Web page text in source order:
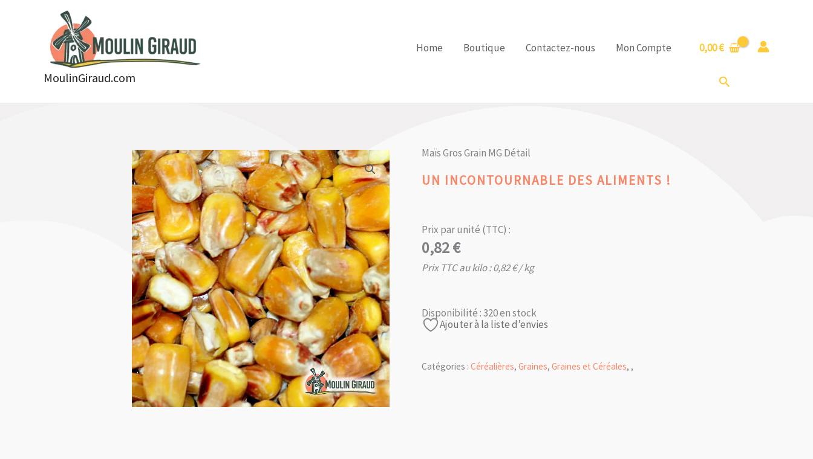
MoulinGiraud.com
Home Boutique Contactez-nous Mon Compte 0,00€
Rechercher
Maïs Gros Grain MG Détail
UN INCONTOURNABLE DES ALIMENTS !
Prix par unité (TTC) :
0,82€
Prix TTC au kilo :0,82€/ kg
Disponibilité :320 en stock
Ajouter à la liste d’envies
Catégories :Céréalières,Graines,Graines et Céréales, ,